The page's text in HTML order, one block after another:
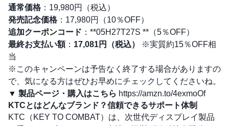
通常価格：19,980円（税込）
発売記念価格：17,980円（10％OFF）
追加クーポンコード ：**05H27T27S **（5％OFF）
最終お支払い額： 17,081円（税込）
※実質約15％OFF相
当
※このキャンペーンは予告なく終了する場合がありますの
で、気になる方はぜひお早めにチェックしてくださいね。
▼ 製品ページ・購入はこちら https://amzn.to/4exmoOf
KTCとはどんなブランド？信頼できるサポート体制
KTC（KEY TO COMBAT）は、次世代ディスプレイ製品